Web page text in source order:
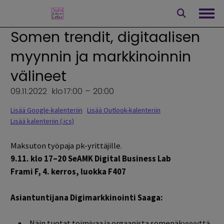
Somen trendit, digitaalisen
myynnin ja markkinoinnin
välineet
09.11.2022 klo17:00 – 20:00
Lisää Google-kalenteriin
Lisää Outlook-kalenteriin
Lisää kalenteriin (.ics)
Maksuton työpaja pk-yrittäjille.
9.11. klo 17–20 SeAMK Digital Business Lab
Frami F, 4. kerros, luokka F407
Asiantuntijana Digimarkkinointi Saaga: